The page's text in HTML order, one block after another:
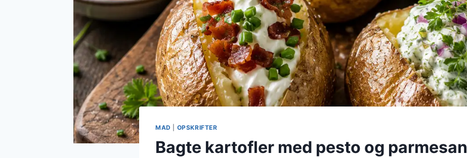
MAD OPSKRIFTER
Bagte kartofler med pesto og parmesan